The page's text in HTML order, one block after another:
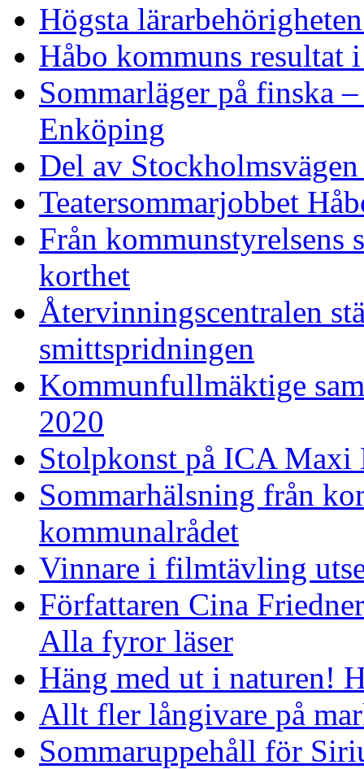
Högsta
Håbo kommuns resultat
Sommarläger på finska
Enköping
Del av Stockholmsvägen
Teatersommarjobbet
Från kommunstyrelsens
korthet
Återvinningscentralen
smittspridningen
Kommunfullmäktige
2020
Stolpkonst på ICA Maxi
Sommarhälsning från
kommunalrådet
Vinnare i filmtävling
Författaren Cina
Alla fyror läser
Häng med ut i naturen!
Allt fler långivare på
Sommaruppehåll för